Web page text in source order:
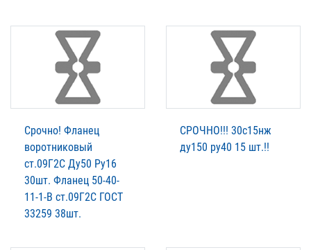
Срочно! Фланец
воротниковый
ст.09Г2С Ду50 Ру16
30шт. Фланец 50-40-
11-1-B ст.09Г2С ГОСТ
33259 38шт.
СРОЧНО!!! 30с15нж
ду150 ру40 15 шт.!!